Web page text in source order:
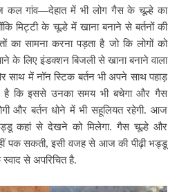
कल गांव—देहात में भी लोग गैस के चूल्हे का
मिट्टी के चूल्हे में खाना बनाने से बर्तनों की
का सामना करना पड़ता है जो कि लोगों को
के लिए इंडक्शन बिजली से खाना बनाने वाला
साथ में नॉन स्टिक बर्तन भी अपने साथ पहाड़
है कि इससे उनका समय भी बचेगा और गैस
और बर्तन धोने में भी सहूलियत रहेगी. आज
कहां से देखने को मिलेगा. गैस चूल्हे और
पक सकती, इसी वजह से आज की पीढ़ी भड्डू
से अपरिचित है.